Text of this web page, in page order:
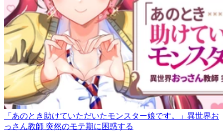
「あのとき助けていただいたモンスター娘です。」異世界お
っさん教師 突然のモテ期に困惑する